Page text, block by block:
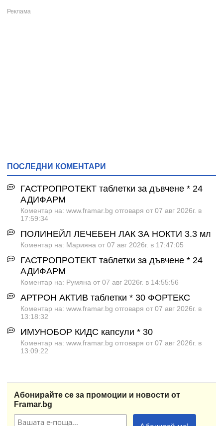
ПОСЛЕДНИ КОМЕНТАРИ
ГАСТРОПРОТЕКТ таблетки за дъвчене * 24
АДИФАРМ
Коментар на: www.framar.bg отговаря от 07 авг 2026г. в
17:59:34
ПОЛИНЕЙЛ ЛЕЧЕБЕН ЛАК ЗА НОКТИ 3.3 мл
Коментар на: Марияна от 07 авг 2026г. в 17:47:05
ГАСТРОПРОТЕКТ таблетки за дъвчене * 24
АДИФАРМ
Коментар на: Румяна от 07 авг 2026г. в 14:55:56
АРТРОН АКТИВ таблетки * 30 ФОРТЕКС
Коментар на: www.framar.bg отговаря от 07 авг 2026г. в
13:18:32
ИМУНОБОР КИДС капсули * 30
Коментар на: www.framar.bg отговаря от 07 авг 2026г. в
13:09:22
Абонирайте се за промоции и новости от
Framar.bg